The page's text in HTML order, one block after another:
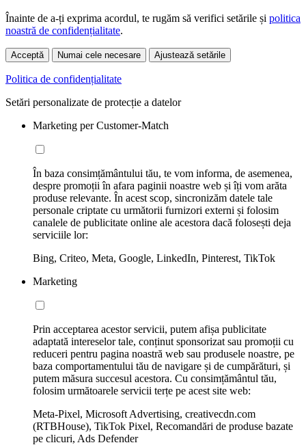
Înainte de a-ți exprima acordul, te rugăm să verifici setările și politica
noastră de confidențialitate.
Acceptă Numai cele necesare Ajustează setările
Politica de confidențialitate
Setări personalizate de protecție a datelor
Marketing per Customer-Match
În baza consimțământului tău, te vom informa, de asemenea,
despre promoții în afara paginii noastre web și îți vom arăta
produse relevante. În acest scop, sincronizăm datele tale
personale criptate cu următorii furnizori externi și folosim
canalele de publicitate online ale acestora dacă folosești deja
serviciile lor:
Bing, Criteo, Meta, Google, LinkedIn, Pinterest, TikTok
Marketing
Prin acceptarea acestor servicii, putem afișa publicitate
adaptată intereselor tale, conținut sponsorizat sau promoții cu
reduceri pentru pagina noastră web sau produsele noastre, pe
baza comportamentului tău de navigare și de cumpărături, și
putem măsura succesul acestora. Cu consimțământul tău,
folosim următoarele servicii terțe pe acest site web:
Meta-Pixel, Microsoft Advertising, creativecdn.com
(RTBHouse), TikTok Pixel, Recomandări de produse bazate
pe clicuri, Ads Defender